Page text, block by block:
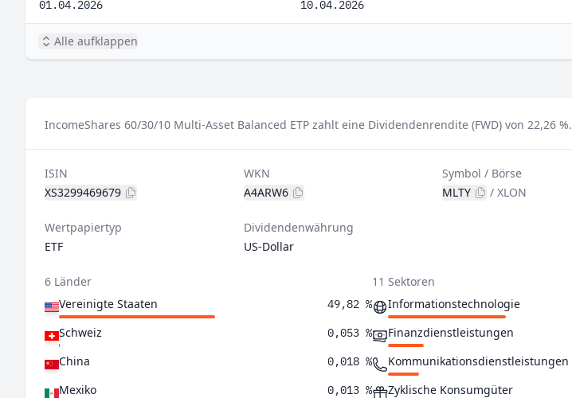
01.04.2026 10.04.2026
Alle aufklappen
IncomeShares 60/30/10 Multi-Asset Balanced ETP zahlt eine Dividendenrendite (FWD) von 22,26 %.
ISIN
XS3299469679
WKN
A4ARW6
Symbol / Börse
MLTY
/XLON
Wertpapiertyp
ETF
Dividendenwährung
US-Dollar
6 Länder
Vereinigte Staaten
49,82 %
Schweiz 0,053 %
China 0,018 %
Mexiko 0,013 %
11 Sektoren
Informationstechnologie
Finanzdienstleistungen
Kommunikationsdienstleistungen
Zyklische Konsumgüter